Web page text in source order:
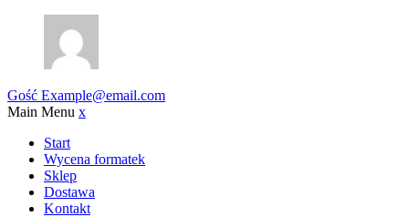
Gość Example@email.com
Main Menu x
Start
Wycena formatek
Sklep
Dostawa
Kontakt